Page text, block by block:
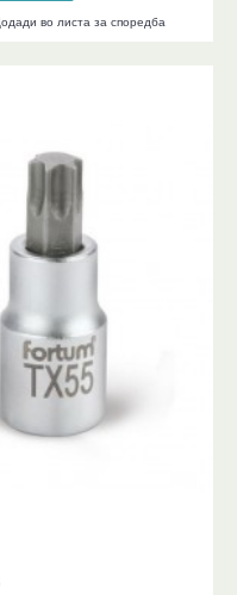
во листа за споредба